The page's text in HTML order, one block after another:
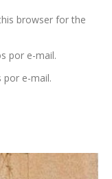
browser for the
por e-mail.
por e-mail.